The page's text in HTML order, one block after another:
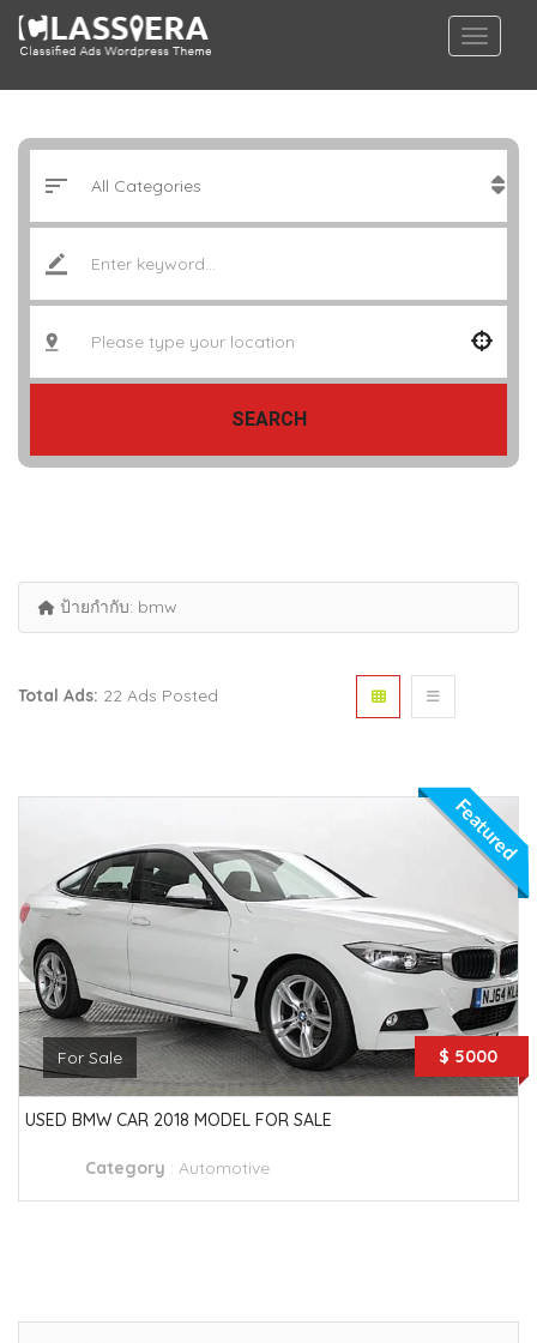
SEARCH
ป้ายกำกับ: bmw
Total Ads: 22 Ads Posted
Featured
For Sale $ 5000
USED BMW CAR 2018 MODEL FOR SALE
Category : Automotive